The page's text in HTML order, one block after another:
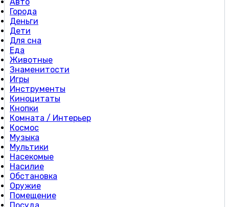
Города
Деньги
Дети
Для сна
Еда
Животные
Знаменитости
Игры
Инструменты
Киноцитаты
Кнопки
Комната / Интерьер
Космос
Музыка
Мультики
Насекомые
Насилие
Обстановка
Оружие
Помещение